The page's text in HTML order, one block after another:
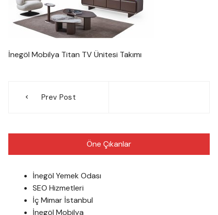
İnegöl Mobilya Titan TV Ünitesi Takımı
gezinmesi
Prev Post
Öne Çıkanlar
İnegöl Yemek Odası
SEO Hizmetleri
İç Mimar İstanbul
İnegöl Mobilya